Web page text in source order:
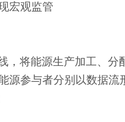
宏观监管
将能源生产加工、分
参与者分别以数据流